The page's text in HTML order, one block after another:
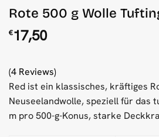
Rote 500 g Wolle
€17,50
(4 Reviews)
Red ist ein klassisches, kräftiges
Neuseelandwolle, speziell für das
m pro 500-g-Konus, starke